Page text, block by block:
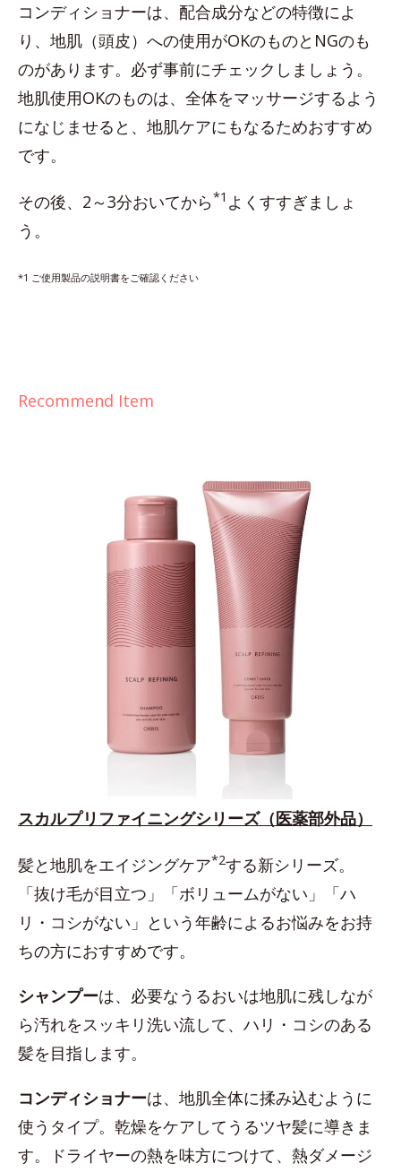
コンディショナーは、配合成分などの特徴によ
り、地肌（頭皮）への使用がOKのものとNGのも
のがあります。必ず事前にチェックしましょう。
地肌使用OKのものは、全体をマッサージするよう
になじませると、地肌ケアにもなるためおすすめ
です。
その後、2～3分おいてから*1 よくすすぎましょ
う。
*1 ご使用製品の説明書をご確認ください
Recommend Item
スカルプリファイニングシリーズ（医薬部外品）
髪と地肌をエイジングケア*2する新シリーズ。
「抜け毛が目立つ」「ボリュームがない」「ハ
リ・コシがない」という年齢によるお悩みをお持
ちの方におすすめです。
シャンプーは、必要なうるおいは地肌に残しなが
ら汚れをスッキリ洗い流して、ハリ・コシのある
髪を目指します。
コンディショナーは、地肌全体に揉み込むように
使うタイプ。乾燥をケアしてうるツヤ髪に導きま
す。ドライヤーの熱を味方につけて、熱ダメージ